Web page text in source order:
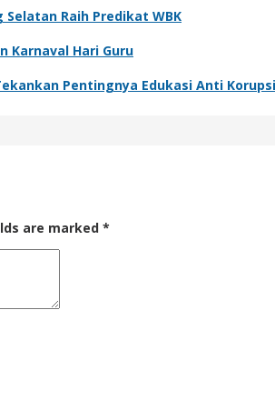
Raih Predikat WBK
Karnaval Hari Guru
Pentingnya Edukasi Anti
are marked *